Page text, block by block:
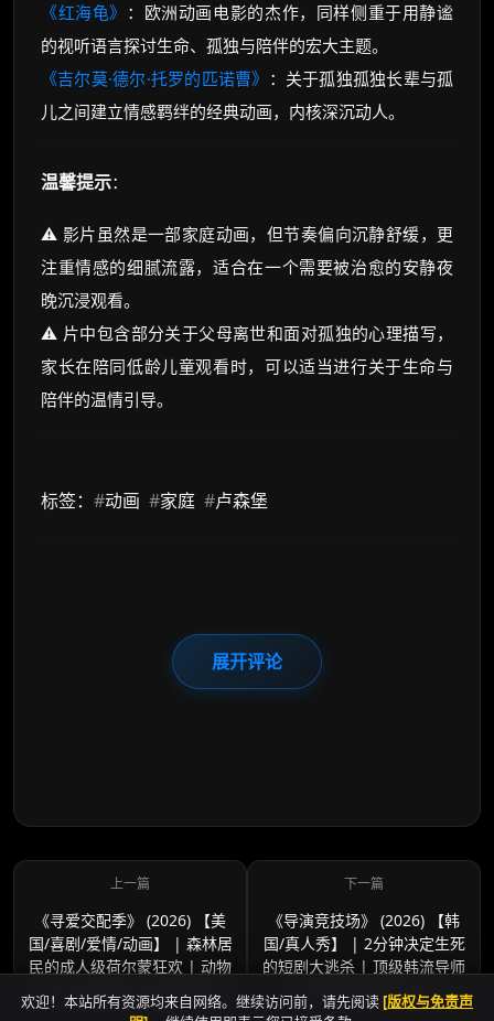
《红海龟》 ：欧洲动画电影的杰作，同样侧重于用静谧
的视听语言探讨生命、孤独与陪伴的宏大主题。
《吉尔莫·德尔·托罗的匹诺曹》 ：关于孤独孤独长辈与孤
儿之间建立情感羁绊的经典动画，内核深沉动人。
温馨提示：
⚠️ 影片虽然是一部家庭动画，但节奏偏向沉静舒缓，更
注重情感的细腻流露，适合在一个需要被治愈的安静夜
晚沉浸观看。
⚠️ 片中包含部分关于父母离世和面对孤独的心理描写，
家长在陪同低龄儿童观看时，可以适当进行关于生命与
陪伴的温情引导。
标签： #动画 #家庭 #卢森堡
展开评论
《寻爱交配季》 (2026) 【美
国/喜剧/爱情/动画】 | 森林居
民的成人级荷尔蒙狂欢 | 动物
版《大嘴巴》大尺度来袭
《导演竞技场》 (2026) 【韩
国/真人秀】 | 2分钟决定生死
的短剧大逃杀 | 顶级韩流导师
坐镇的影视生存战
欢迎！本站所有资源均来自网络。继续访问前，请先阅读 [版权与免责声